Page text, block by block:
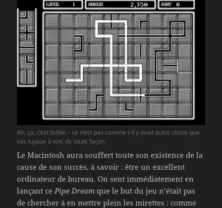
Ah, ça, c’est lisible – ce n’est pas comme s’il y avait autre chose que
vos tuyaux à voir, de toute façon
Le Macintosh aura souffert toute son existence de la
cause de son succès, à savoir : être un excellent
ordinateur de bureau. On sent immédiatement en
lançant ce Pipe Dream que le but du jeu n’était pas
de chercher à en mettre plein les mirettes : comme